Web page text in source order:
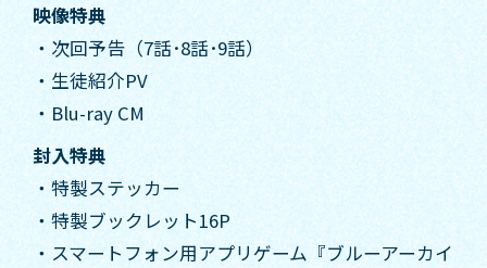
映像特典
・次回予告（7話･8話･9話）
・生徒紹介PV
・Blu-ray CM
封入特典
・特製ステッカー
・特製ブックレット16P
・スマートフォン用アプリゲーム『ブルーアーカイ